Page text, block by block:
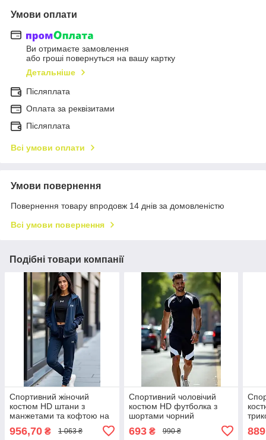
Умови оплати
Ви отримаєте замовлення
або гроші повернуться на вашу картку
Детальніше
Післяплата
Оплата за реквізитами
Післяплата
Всі умови оплати
Умови повернення
Повернення товару впродовж 14 днів за домовленістю
Всі умови повернення
Подібні товари компанії
Спортивний жіночий
костюм HD штани з
манжетами та кофтою на
блискавці без капюшона
костюмка темно-синій
956,70 ₴ 1 063 ₴
Спортивний чоловічий
костюм HD футболка з
шортами чорний
693₴ 990 ₴ 889